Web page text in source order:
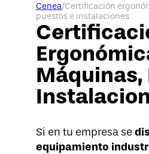
Cenea/Certificación
puestos e instalaciones
Máquinas,
Si en tu empresa se
equipamiento